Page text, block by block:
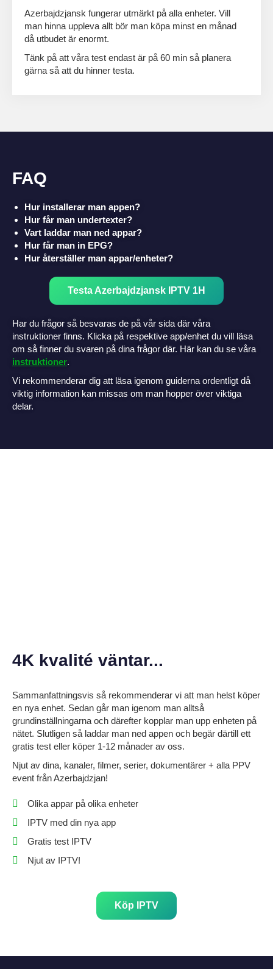
Azerbajdzjansk fungerar utmärkt på alla enheter. Vill
man hinna uppleva allt bör man köpa minst en månad
då utbudet är enormt.
Tänk på att våra test endast är på 60 min så planera
gärna så att du hinner testa.
FAQ
Hur installerar man appen?
Hur får man undertexter?
Vart laddar man ned appar?
Hur får man in EPG?
Hur återställer man appar/enheter?
Testa Azerbajdzjansk IPTV 1H
Har du frågor så besvaras de på vår sida där våra
instruktioner finns. Klicka på respektive app/enhet du vill läsa
om så finner du svaren på dina frågor där. Här kan du se våra
instruktioner.
Vi rekommenderar dig att läsa igenom guiderna ordentligt då
viktig information kan missas om man hopper över viktiga
delar.
4K kvalité väntar...
Sammanfattningsvis så rekommenderar vi att man helst köper
en nya enhet. Sedan går man igenom man alltså
grundinställningarna och därefter kopplar man upp enheten på
nätet. Slutligen så laddar man ned appen och begär därtill ett
gratis test eller köper 1-12 månader av oss.
Njut av dina, kanaler, filmer, serier, dokumentärer + alla PPV
event från Azerbajdzjan!
Olika appar på olika enheter
IPTV med din nya app
Gratis test IPTV
Njut av IPTV!
Köp IPTV